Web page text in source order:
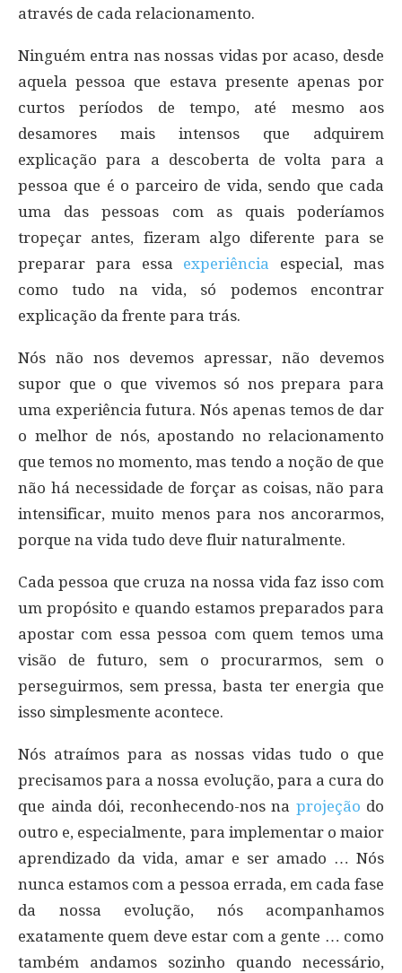
através de cada relacionamento.
Ninguém entra nas nossas vidas por acaso, desde
aquela pessoa que estava presente apenas por
curtos períodos de tempo, até mesmo aos
desamores mais intensos que adquirem
explicação para a descoberta de volta para a
pessoa que é o parceiro de vida, sendo que cada
uma das pessoas com as quais poderíamos
tropeçar antes, fizeram algo diferente para se
preparar para essa experiência
especial, mas
como tudo na vida, só podemos encontrar
explicação da frente para trás.
Nós não nos devemos apressar, não devemos
supor que o que vivemos só nos prepara para
uma experiência futura. Nós apenas temos de dar
o melhor de nós, apostando no relacionamento
que temos no momento, mas tendo a noção de que
não há necessidade de forçar as coisas, não para
intensificar, muito menos para nos ancorarmos,
porque na vida tudo deve fluir naturalmente.
Cada pessoa que cruza na nossa vida faz isso com
um propósito e quando estamos preparados para
apostar com essa pessoa com quem temos uma
visão de futuro, sem o procurarmos, sem o
perseguirmos, sem pressa, basta ter energia que
isso simplesmente acontece.
Nós atraímos para as nossas vidas tudo o que
precisamos para a nossa evolução, para a cura do
que ainda dói, reconhecendo-nos na projeção do
outro e, especialmente, para implementar o maior
aprendizado da vida, amar e ser amado … Nós
nunca estamos com a pessoa errada, em cada fase
da nossa evolução, nós acompanhamos
exatamente quem deve estar com a gente … como
também andamos sozinho quando necessário,